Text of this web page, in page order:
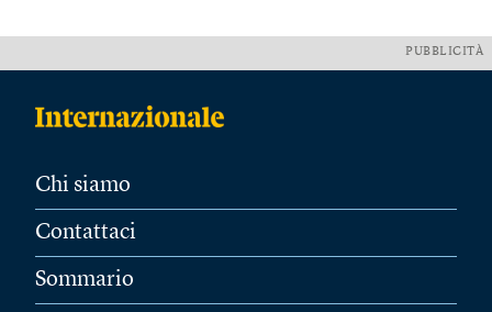
PUBBLICITÀ
Chi siamo
Contattaci
Sommario